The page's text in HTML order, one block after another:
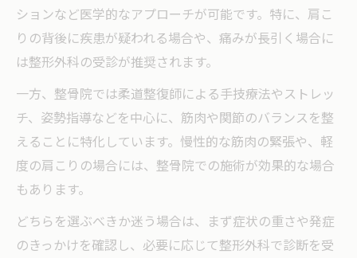
ションなど医学的なアプローチが可能です。特に、肩こ
りの背後に疾患が疑われる場合や、痛みが長引く場合に
は整形外科の受診が推奨されます。
一方、整骨院では柔道整復師による手技療法やストレッ
チ、姿勢指導などを中心に、筋肉や関節のバランスを整
えることに特化しています。慢性的な筋肉の緊張や、軽
度の肩こりの場合には、整骨院での施術が効果的な場合
もあります。
どちらを選ぶべきか迷う場合は、まず症状の重さや発症
のきっかけを確認し、必要に応じて整形外科で診断を受